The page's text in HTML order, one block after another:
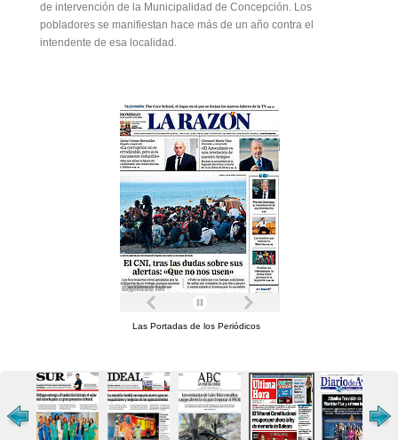
de intervención de la Municipalidad de Concepción. Los
pobladores se manifiestan hace más de un año contra el
intendente de esa localidad.
Las Portadas de los Periódicos